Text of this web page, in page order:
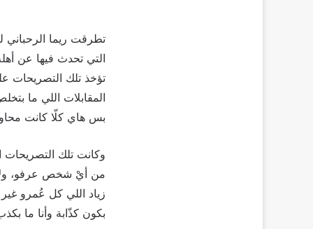
تطرقت ريما الرحباني
التي تحدث فيها عن
تؤخذ تلك التصريحات
المقابلات اللي ما
بس هاي كلّا كانت
وكانت تلك التصريحات
من أيْ شخص عرفو،
زياد اللي كل عُمرو
بكون كذّابة وأنا ما